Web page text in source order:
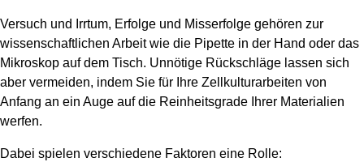
Versuch und Irrtum, Erfolge und Misserfolge gehören zur
wissenschaftlichen Arbeit wie die Pipette in der Hand oder das
Mikroskop auf dem Tisch. Unnötige Rückschläge lassen sich
aber vermeiden, indem Sie für Ihre Zellkulturarbeiten von
Anfang an ein Auge auf die Reinheitsgrade Ihrer Materialien
werfen.
Dabei spielen verschiedene Faktoren eine Rolle: